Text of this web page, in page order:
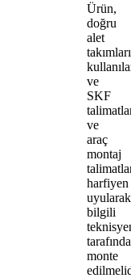
Ürün,
doğru
alet
takımları
ve
SKF
ve
araç
montaj
harfiyen
uyularak
bilgili
monte